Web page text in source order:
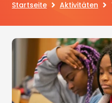
Startseite Aktivitäten